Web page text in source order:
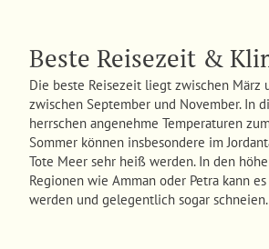
Beste Reisezeit &
Die beste Reisezeit liegt zwischen März
zwischen September und November. In
herrschen angenehme Temperaturen
Sommer können insbesondere im
Tote Meer sehr heiß werden. In den
Regionen wie Amman oder Petra kann
werden und gelegentlich sogar schneien.